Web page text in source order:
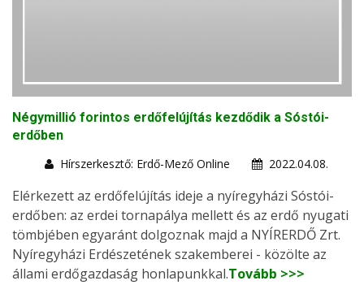
Négymillió forintos erdőfelújítás kezdődik a Sóstói-
erdőben
Hírszerkesztő: Erdő-Mező Online
2022.04.08.
Elérkezett az erdőfelújítás ideje a nyíregyházi Sóstói-
erdőben: az erdei tornapálya mellett és az erdő nyugati
tömbjében egyaránt dolgoznak majd a NYÍRERDŐ Zrt.
Nyíregyházi Erdészetének szakemberei - közölte az
állami erdőgazdaság honlapunkkal.Tovább >>>